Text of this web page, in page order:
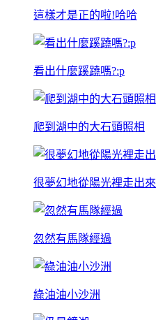
這樣才是正的啦!哈哈
看出什麼蹊蹺嗎?:p
爬到湖中的大石頭照相
很夢幻地從陽光裡走出來
忽然有馬隊經過
綠油油小沙洲